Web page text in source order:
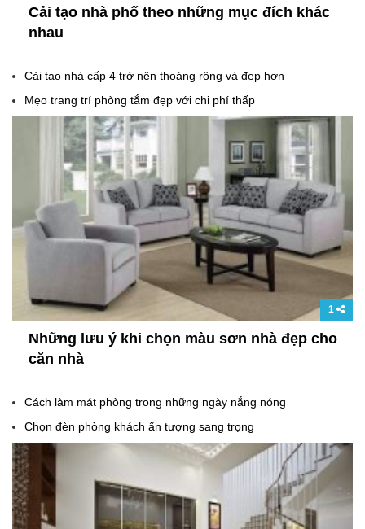
Cải tạo nhà phố theo những mục đích khác
nhau
Cải tạo nhà cấp 4 trở nên thoáng rộng và đẹp hơn
Mẹo trang trí phòng tắm đẹp với chi phí thấp
1
Những lưu ý khi chọn màu sơn nhà đẹp cho
căn nhà
Cách làm mát phòng trong những ngày nắng nóng
Chọn đèn phòng khách ấn tượng sang trọng